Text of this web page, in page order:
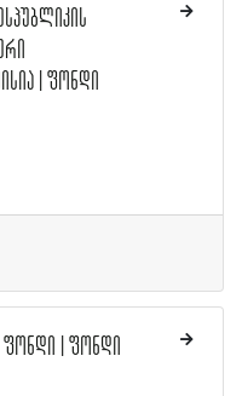
| ფონდი
| ფონდი